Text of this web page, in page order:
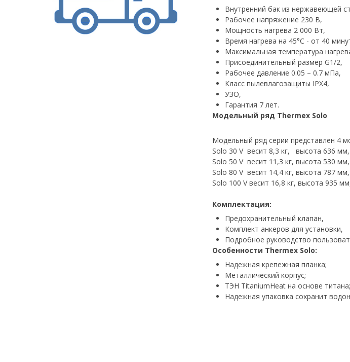
Внутренний бак из нержавеющей
Рабочее напряжение 230 В,
Мощность нагрева 2 000 Вт,
Время нагрева на 45°С - от 40
Максимальная температура
Присоединительный размер G1/2,
Рабочее давление 0.05 – 0.7 мПа,
Класс пылевлагозащиты IPX4,
УЗО,
Гарантия 7 лет.
Модельный ряд Thermex Solo
Модельный ряд серии представлен 4
Solo 30 V весит 8,3 кг, высота 636
Solo 50 V весит 11,3 кг, высота 530 мм,
Solo 80 V весит 14,4 кг, высота 787
Solo 100 V весит 16,8 кг, высота 935
Комплектация:
Предохранительный клапан,
Комплект анкеров для установки,
Подробное руководство
Особенности Thermex Solo:
Надежная крепежная планка;
Металлический корпус;
ТЭН TitaniumHeat на основе титана;
Надежная упаковка сохранит